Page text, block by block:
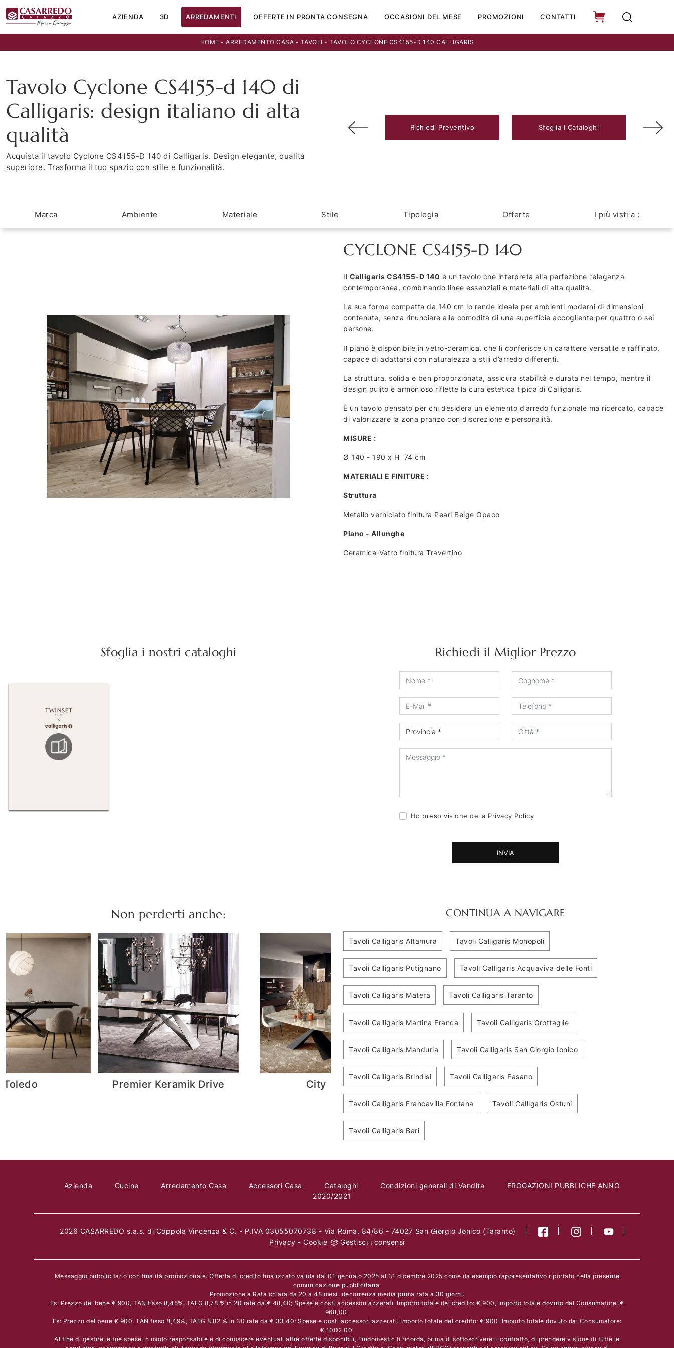
AZIENDA 3D ARREDAMENTI OFFERTE IN PRONTA CONSEGNA OCCASIONI DEL MESE PROMOZIONI CONTATTI
HOME -ARREDAMENTO CASA - TAVOLI -TAVOLO CYCLONE CS4155-D 140 CALLIGARIS
Tavolo Cyclone CS4155-d 140 di
Calligaris: design italiano di alta
qualità
Acquista il tavolo Cyclone CS4155-D 140 di Calligaris. Design elegante, qualità
superiore. Trasforma il tuo spazio con stile e funzionalità.
Richiedi Preventivo Sfoglia i Cataloghi
Marca Ambiente Materiale Stile Tipologia Offerte I più visti a :
CYCLONE CS4155-D 140
Il Calligaris CS4155‑D 140 è un tavolo che interpreta alla perfezione l’eleganza
contemporanea, combinando linee essenziali e materiali di alta qualità.
La sua forma compatta da 140 cm lo rende ideale per ambienti moderni di dimensioni
contenute, senza rinunciare alla comodità di una superficie accogliente per quattro o sei
persone.
Il piano è disponibile in vetro-ceramica, che li conferisce un carattere versatile e raffinato,
capace di adattarsi con naturalezza a stili d’arredo differenti.
La struttura, solida e ben proporzionata, assicura stabilità e durata nel tempo, mentre il
design pulito e armonioso riflette la cura estetica tipica di Calligaris.
È un tavolo pensato per chi desidera un elemento d’arredo funzionale ma ricercato, capace
di valorizzare la zona pranzo con discrezione e personalità.
MISURE :
Ø 140 - 190 x H 74 cm
MATERIALI E FINITURE :
Struttura
Metallo verniciato finitura Pearl Beige Opaco
Piano - Allunghe
Ceramica-Vetro finitura Travertino
Sfoglia i nostri cataloghi Richiedi il Miglior Prezzo
Ho preso visione della Privacy Policy
INVIA
Non perderti anche:
Keramik Drive City
TAVOLI DIAMANTE
QUADRATO POINTHOUSE
Toledo
CONTINUA A NAVIGARE
Tavoli Calligaris Altamura Tavoli Calligaris Monopoli
Tavoli Calligaris Putignano Tavoli Calligaris Acquaviva delle Fonti
Tavoli Calligaris Matera Tavoli Calligaris Taranto
Tavoli Calligaris Martina Franca Tavoli Calligaris Grottaglie
Tavoli Calligaris Manduria Tavoli Calligaris San Giorgio Ionico
Tavoli Calligaris Brindisi Tavoli Calligaris Fasano
Tavoli Calligaris Francavilla Fontana Tavoli Calligaris Ostuni
Tavoli Calligaris Bari
Azienda Cucine Arredamento Casa Accessori Casa Cataloghi Condizioni generali di Vendita
EROGAZIONI PUBBLICHE ANNO
2020/2021
2026 CASARREDO s.a.s. di Coppola Vincenza & C. - P.IVA 03055070738 - Via Roma, 84/86 - 74027 San Giorgio Jonico (Taranto)
Privacy -Cookie Gestisci i consensi
Messaggio pubblicitario con finalità promozionale. Offerta di credito finalizzato valida dal 01 gennaio 2025 al 31 dicembre 2025 come da esempio rappresentativo riportato nella presente
comunicazione pubblicitaria.
Promozione a Rata chiara da 20 a 48 mesi, decorrenza media prima rata a 30 giorni.
Es: Prezzo del bene € 900, TAN fisso 8,45%, TAEG 8,78 % in 20 rate da € 48,40; Spese e costi accessori azzerati. Importo totale del credito: € 900, Importo totale dovuto dal Consumatore: €
968,00.
Es: Prezzo del bene € 900, TAN fisso 8,49%, TAEG 8,82 % in 30 rate da € 33,40; Spese e costi accessori azzerati. Importo totale del credito: € 900, Importo totale dovuto dal Consumatore:
€ 1002,00.
Al fine di gestire le tue spese in modo responsabile e di conoscere eventuali altre offerte disponibili, Findomestic ti ricorda, prima di sottoscrivere il contratto, di prendere visione di tutte le